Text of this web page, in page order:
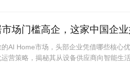
场门槛高企，这家中国企业
AI Home市场，头部企业凭借哪些核心
营策略，揭秘其从设备供应商向智能生活